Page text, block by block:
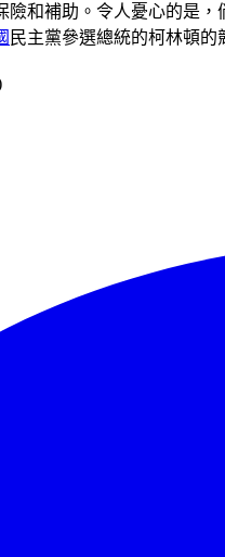
險和補助。令人憂心的是
民主黨參選總統的柯林頓的